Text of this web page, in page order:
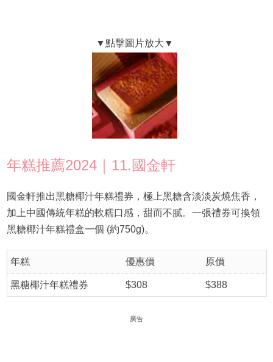
年糕推薦2024｜11.國金軒
國金軒推出黑糖椰汁年糕禮券，極上黑糖含淡淡炭燒焦香，
加上中國傳統年糕的軟糯口感，甜而不膩。一張禮券可換領
黑糖椰汁年糕禮盒一個 (約750g)。
年糕 優惠價 原價
黑糖椰汁年糕禮券 $308 $388
廣告